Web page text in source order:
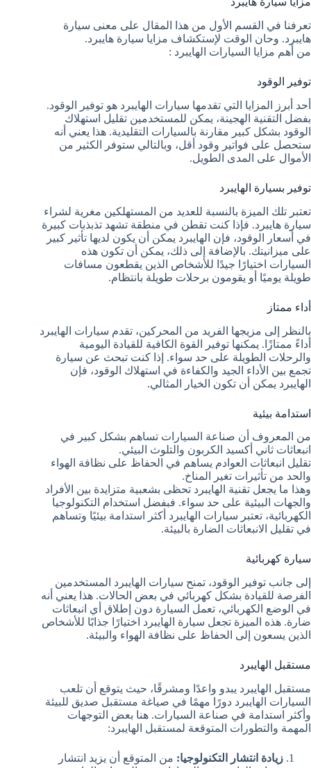
تعرفنا في القسم الأول من هذا المقال على معنى سيارة
هايبرد. وحان الوقت لإستكشاف مزايا سيارة هايبرد.
من أهم مزايا السيارات الهايبرد :
توفير الوقود
أحد أبرز المزايا التي تقدمها سيارات الهايبرد هو توفير الوقود.
بفضل التقنية الهجينة، يمكن للمستخدمين تقليل استهلاك
الوقود بشكل كبير مقارنة بالسيارات التقليدية. هذا يعني أنه
ستحصل على فواتير وقود أقل، وبالتالي ستوفر الكثير من
الأموال على المدى الطويل.
توفير بسيارة الهايبرد
تعتبر تلك الميزة بالنسبة للعديد من المستهلكين مغرية لشراء
سيارة هايبرد. فإذا كنت تقطن في منطقة تشهد تذبذبات كبيرة
في أسعار الوقود، فإن الهايبرد يمكن أن يكون لديها تأثير كبير
على ميزانيتك. بالإضافة إلى ذلك، يمكن أن تكون هذه
السيارات اختيارًا جيدًا للأشخاص الذين يقطعون مسافات
طويلة يوميًا أو يقومون برحلات طويلة بانتظام.
أداء ممتاز
بالنظر إلى مزيجها الفريد من المحركين، تقدم سيارات الهايبرد
أداءً ممتازًا. يمكنها توفير القوة الكافية للقيادة اليومية
والرحلات الطويلة على حد سواء. إذا كنت تبحث عن سيارة
تجمع بين الأداء الجيد والكفاءة في استهلاك الوقود، فإن
الهايبرد يمكن أن تكون الخيار المثالي.
استدامة بيئية
من المعروف أن صناعة السيارات تساهم بشكل كبير في
انبعاثات ثاني أكسيد الكربون والتلوث البيئي.
تقليل انبعاثات العوادم يساهم في الحفاظ على نظافة الهواء
والحد من تأثيرات تغير المناخ.
وهذا ما يجعل تقنية الهايبرد تحظى بشعبية متزايدة بين الأفراد
والجهات البيئية على حد سواء. فبفضل استخدام التكنولوجيا
الكهربائية، تعتبر سيارات الهايبرد أكثر استدامة بيئيًا وتساهم
في تقليل الانبعاثات الضارة بالبيئة.
سيارة كهربائية
إلى جانب توفير الوقود، تمنح سيارات الهايبرد المستخدمين
الفرصة للقيادة بشكل كهربائي في بعض الحالات. هذا يعني أنه
في الوضع الكهربائي، تعمل السيارة دون إطلاق أي انبعاثات
ضارة. هذه الميزة تجعل سيارة الهايبرد اختيارًا جذابًا للأشخاص
الذين يسعون إلى الحفاظ على نظافة الهواء والبيئة.
مستقبل الهايبرد
مستقبل الهايبرد يبدو واعدًا ومشرقًا، حيث يتوقع أن تلعب
السيارات الهايبرد دورًا مهمًا في صياغة مستقبل صديق للبيئة
وأكثر استدامة في صناعة السيارات. هنا بعض التوجهات
المهمة والتطورات المتوقعة لمستقبل الهايبرد:
زيادة انتشار التكنولوجيا: من المتوقع أن يزيد انتشار